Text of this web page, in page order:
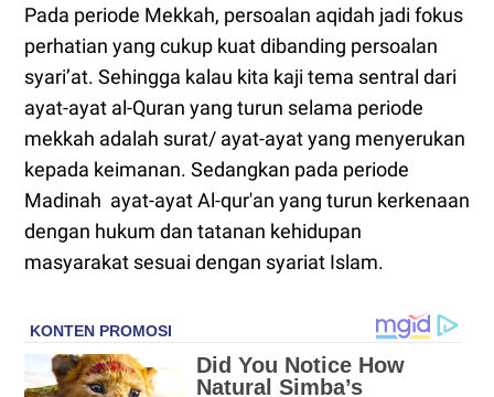
Pada periode Mekkah, persoalan aqidah jadi fokus
perhatian yang cukup kuat dibanding persoalan
syari’at. Sehingga kalau kita kaji tema sentral dari
ayat-ayat al-Quran yang turun selama periode
mekkah adalah surat/ ayat-ayat yang menyerukan
kepada keimanan. Sedangkan pada periode
Madinah ayat-ayat Al-qur'an yang turun kerkenaan
dengan hukum dan tatanan kehidupan
masyarakat sesuai dengan syariat Islam.